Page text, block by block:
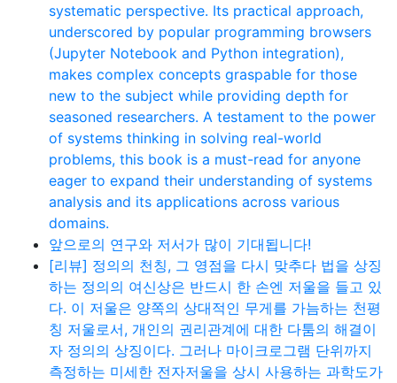
systematic perspective. Its practical approach,
underscored by popular programming browsers
(Jupyter Notebook and Python integration),
makes complex concepts graspable for those
new to the subject while providing depth for
seasoned researchers. A testament to the power
of systems thinking in solving real-world
problems, this book is a must-read for anyone
eager to expand their understanding of systems
analysis and its applications across various
domains.
앞으로의 연구와 저서가 많이 기대됩니다!
[리뷰] 정의의 천칭, 그 영점을 다시 맞추다 법을 상징
하는 정의의 여신상은 반드시 한 손엔 저울을 들고 있
다. 이 저울은 양쪽의 상대적인 무게를 가늠하는 천평
칭 저울로서, 개인의 권리관계에 대한 다툼의 해결이
자 정의의 상징이다. 그러나 마이크로그램 단위까지
측정하는 미세한 전자저울을 상시 사용하는 과학도가